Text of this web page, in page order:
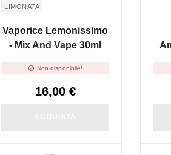
LIMONATA
Vaporice Lemonissimo
- Mix And Vape 30ml
 Non disponibile!
16,00 €